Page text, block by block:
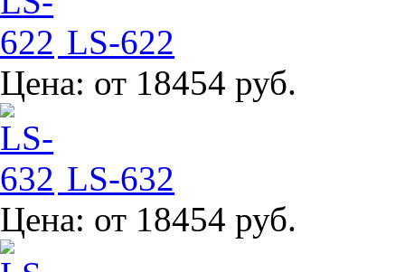
LS-622
Цена: от 18454 руб.
LS-632
Цена: от 18454 руб.